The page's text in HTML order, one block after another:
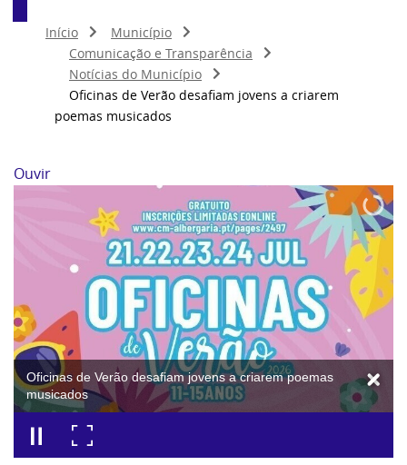
Início
Município
Comunicação e Transparência
Notícias do Município
Oficinas de Verão desafiam jovens a criarem
poemas musicados
Ouvir
Oficinas de Verão desafiam jovens a criarem poemas
musicados